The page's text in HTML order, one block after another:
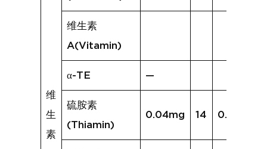
维
生
素
维生素
A(Vitamin)
α-TE —
硫胺素
(Thiamin)
0.04mg 14 0.10mg